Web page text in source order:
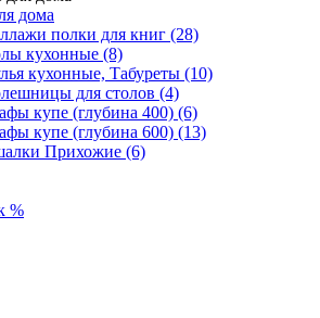
дома
полки для книг (28)
кухонные (8)
кухонные, Табуреты (10)
для столов (4)
купе (глубина 400) (6)
купе (глубина 600) (13)
Прихожие (6)
%